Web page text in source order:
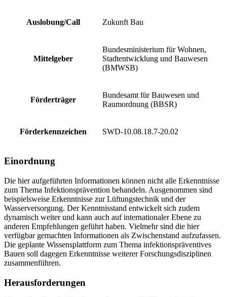
Auslobung/Call Zukunft Bau
Mittelgeber
Bundesministerium für Wohnen,
Stadtentwicklung und Bauwesen
(BMWSB)
Förderträger
Bundesamt für Bauwesen und
Raumordnung (BBSR)
Förderkennzeichen SWD-10.08.18.7-20.02
Einordnung
Die hier aufgeführten Informationen können nicht alle Erkenntnisse
zum Thema Infektionsprävention behandeln. Ausgenommen sind
beispielsweise Erkenntnisse zur Lüftungstechnik und der
Wasserversorgung. Der Kenntnisstand entwickelt sich zudem
dynamisch weiter und kann auch auf internationaler Ebene zu
anderen Empfehlungen geführt haben. Vielmehr sind die hier
verfügbar gemachten Informationen als Zwischenstand aufzufassen.
Die geplante Wissensplattform zum Thema infektionspräventives
Bauen soll dagegen Erkenntnisse weiterer Forschungsdisziplinen
zusammenführen.
Herausforderungen